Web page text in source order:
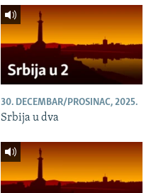
30. DECEMBAR/PROSINAC, 2025.
Srbija u dva